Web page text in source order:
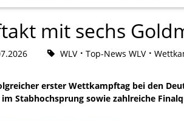
mit sechs
WLV Top-News WLV
erster Wettkampftag bei den
im Stabhochsprung sowie zahlreiche